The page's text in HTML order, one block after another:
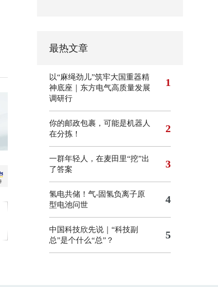
最热文章
以“麻绳劲儿”筑牢大国重器精
神底座｜东方电气高质量发展
调研行
1
你的邮政包裹，可能是机器人
在分拣！
2
一群年轻人，在麦田里“挖”出
了答案
3
氢电共储！气-固氢负离子原
型电池问世
4
中国科技欣先说｜“科技副
总”是个什么“总”？
5